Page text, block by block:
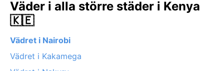
Väder i alla större städer i Kenya
🇰🇪
Vädret i Nairobi
Vädret i Kakamega